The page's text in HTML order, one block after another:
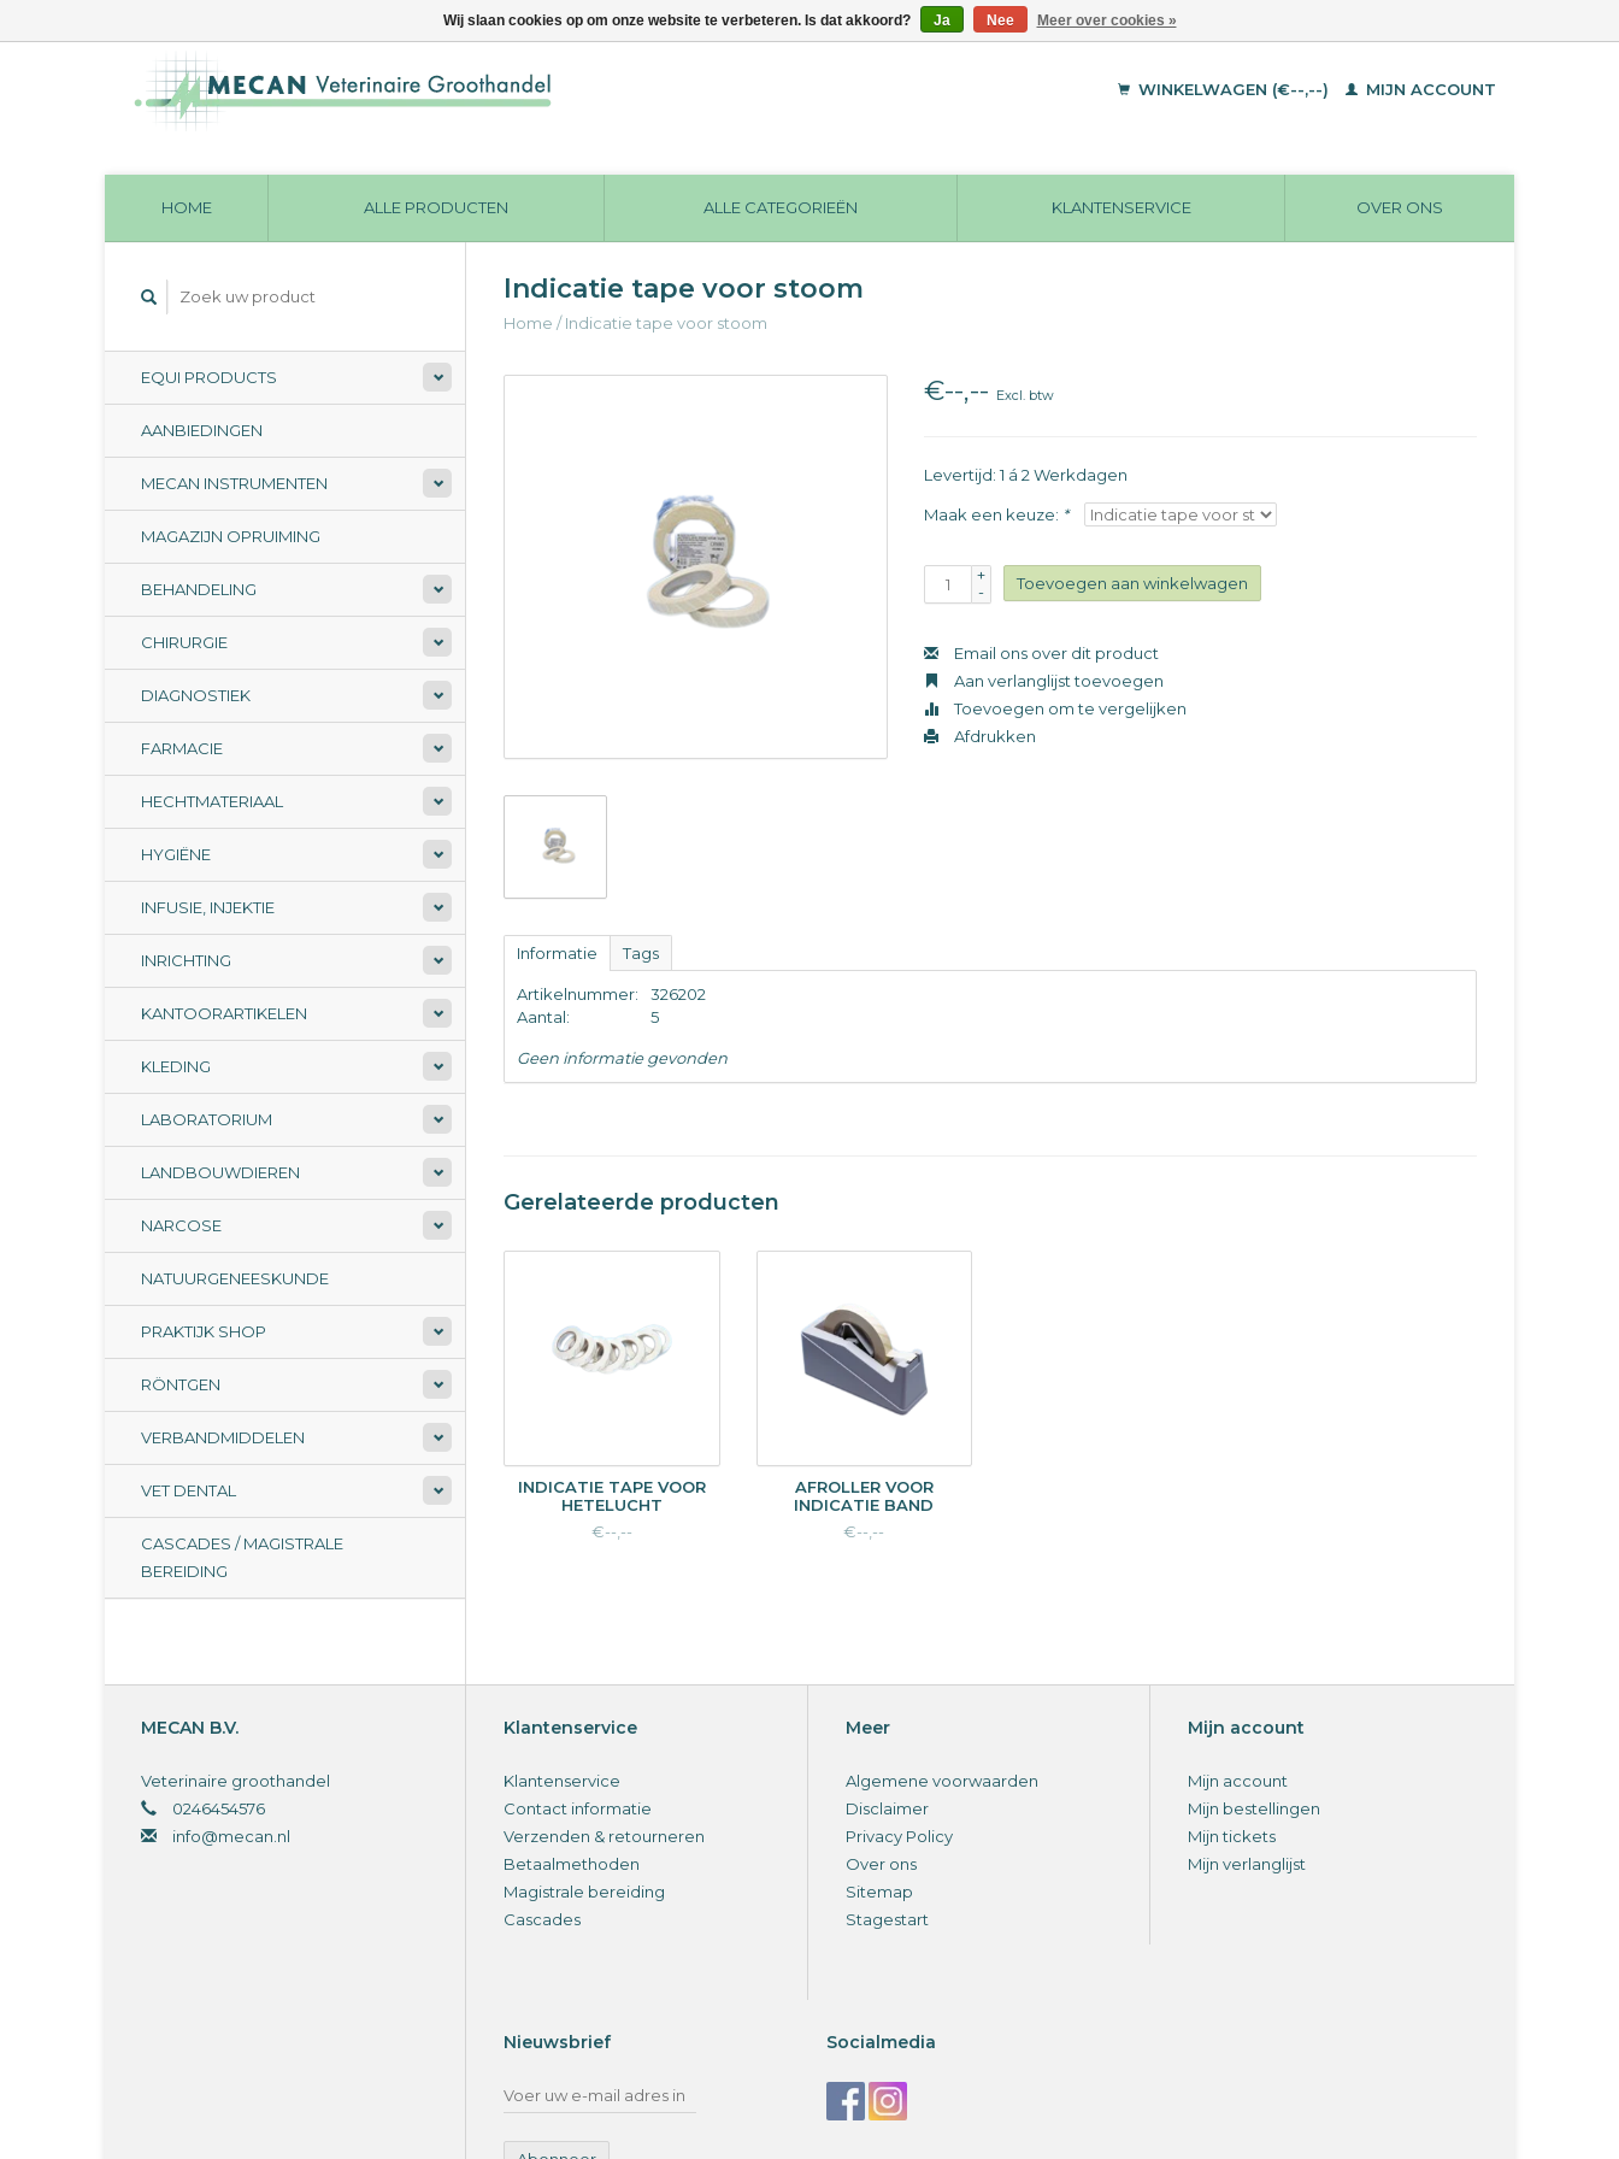
WINKELWAGEN (€--,--) MIJN ACCOUNT
HOME ALLE PRODUCTEN ALLE CATEGORIEËN KLANTENSERVICE OVER ONS
EQUI PRODUCTS
AANBIEDINGEN
MECAN INSTRUMENTEN
MAGAZIJN OPRUIMING
BEHANDELING
CHIRURGIE
DIAGNOSTIEK
FARMACIE
HECHTMATERIAAL
HYGIËNE
INFUSIE, INJEKTIE
INRICHTING
KANTOORARTIKELEN
KLEDING
LABORATORIUM
LANDBOUWDIEREN
NARCOSE
NATUURGENEESKUNDE
PRAKTIJK SHOP
RÖNTGEN
VERBANDMIDDELEN
VET DENTAL
CASCADES / MAGISTRALE
BEREIDING
Indicatie tape voor stoom
Home /Indicatie tape voor stoom
€--,-- Excl. btw
Levertijd: 1 á 2 Werkdagen
Maak een keuze: *
+
-
Toevoegen aan winkelwagen
Email ons over dit product
Aan verlanglijst toevoegen
Toevoegen om te vergelijken
Afdrukken
Informatie Tags
Artikelnummer:
326202
Aantal:
5
Geen informatie gevonden
Gerelateerde producten
INDICATIE TAPE VOOR
HETELUCHT
€--,--
AFROLLER VOOR
INDICATIE BAND
€--,--
MECAN B.V.
Veterinaire groothandel
0246454576
info@mecan.nl
Klantenservice
Klantenservice
Contact informatie
Verzenden & retourneren
Betaalmethoden
Magistrale bereiding
Cascades
Meer
Algemene voorwaarden
Disclaimer
Privacy Policy
Over ons
Sitemap
Stagestart
Mijn account
Mijn account
Mijn bestellingen
Mijn tickets
Mijn verlanglijst
Nieuwsbrief Socialmedia
Wij slaan cookies op om onze website te verbeteren. Is dat akkoord? Ja Nee Meer over cookies »